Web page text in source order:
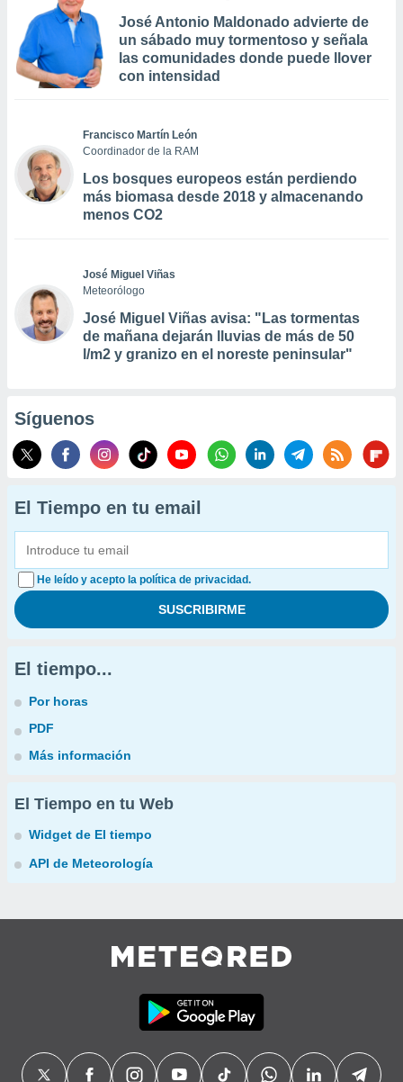
José Antonio Maldonado advierte de
un sábado muy tormentoso y señala
las comunidades donde puede llover
con intensidad
Francisco Martín León
Coordinador de la RAM
Los bosques europeos están perdiendo
más biomasa desde 2018 y almacenando
menos CO2
José Miguel Viñas
Meteorólogo
José Miguel Viñas avisa: "Las tormentas
de mañana dejarán lluvias de más de 50
l/m2 y granizo en el noreste peninsular"
Síguenos
El Tiempo en tu email
He leído y acepto la política de privacidad.
El tiempo...
Por horas
PDF
Más información
El Tiempo en tu Web
Widget de El tiempo
API de Meteorología